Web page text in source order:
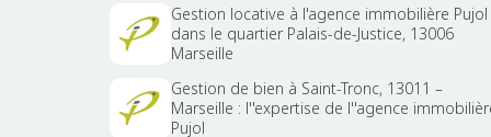
Gestion locative à l'agence immobilière Pujol
dans le quartier Palais-de-Justice, 13006
Marseille
Gestion de bien à Saint-Tronc, 13011 –
Marseille : l''expertise de l''agence
Pujol